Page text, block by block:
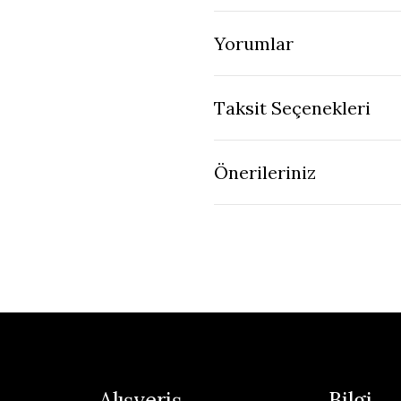
Yorumlar
Taksit Seçenekleri
Önerileriniz